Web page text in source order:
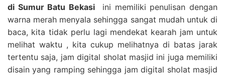
di Sumur Batu Bekasiini memiliki penulisan dengan
warna merah menyala sehingga sangat mudah untuk di
baca, kita tidak perlu lagi mendekat kearah jam untuk
melihat waktu , kita cukup melihatnya di batas jarak
tertentu saja, jam digital sholat masjid ini juga memiliki
disain yang ramping sehingga jam digital sholat masjid